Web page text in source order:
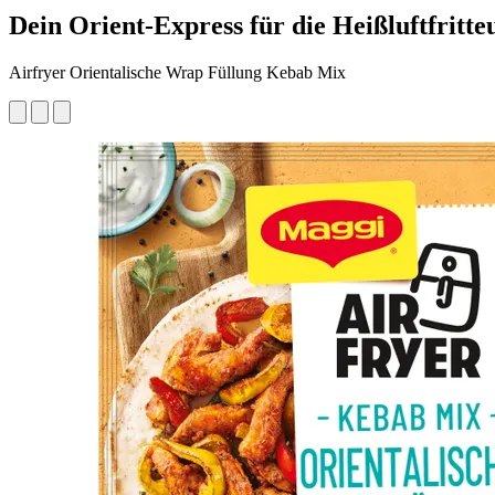
Dein Orient-Express für die
Airfryer Orientalische Wrap Füllung Kebab Mix